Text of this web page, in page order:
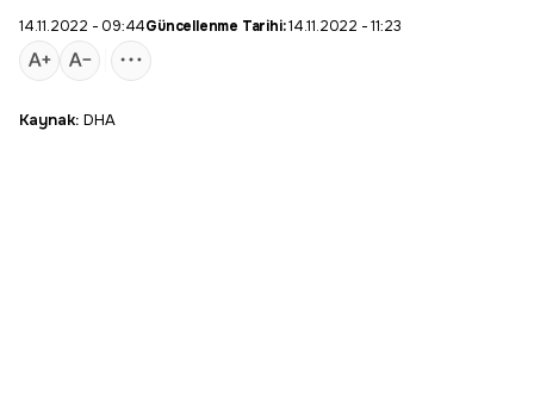
14.11.2022 - 09:44Güncellenme Tarihi:14.11.2022 - 11:23
Kaynak: DHA